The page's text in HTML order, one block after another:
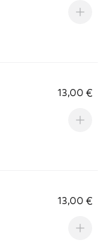
13,00 €
13,00 €